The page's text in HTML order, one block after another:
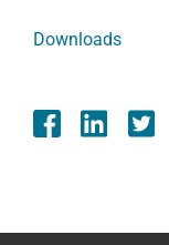
Downloads